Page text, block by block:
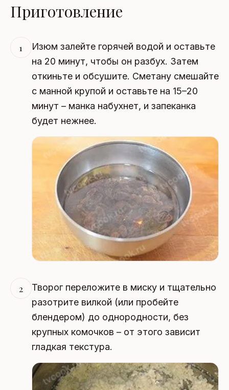
Приготовление
1
Изюм залейте горячей водой и оставьте
на 20 минут, чтобы он разбух. Затем
откиньте и обсушите. Сметану смешайте
с манной крупой и оставьте на 15–20
минут – манка набухнет, и запеканка
будет нежнее.
2
Творог переложите в миску и тщательно
разотрите вилкой (или пробейте
блендером) до однородности, без
крупных комочков – от этого зависит
гладкая текстура.